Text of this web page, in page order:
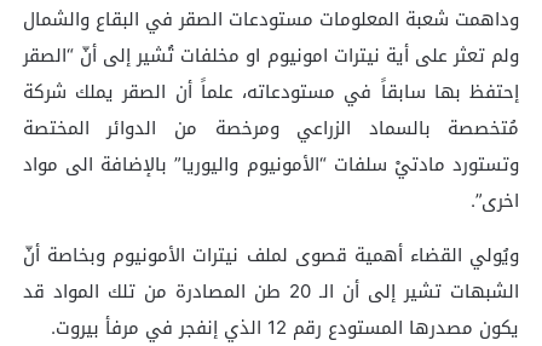
وداهمت شعبة المعلومات مستودعات الصقر في البقاع والشمال
ولم تعثر على أية نيترات امونيوم او مخلفات تُشير إلى أنّ “الصقر
إحتفظ بها سابقاً في مستودعاته، علماً أن الصقر يملك شركة
مُتخصصة بالسماد الزراعي ومرخصة من الدوائر المختصة
وتستورد مادتيْ سلفات “الأمونيوم واليوريا” بالإضافة الى مواد
اخرى”.
ويُولي القضاء أهمية قصوى لملف نيترات الأمونيوم وبخاصة أنّ
الشبهات تشير إلى أن الـ 20 طن المصادرة من تلك المواد قد
يكون مصدرها المستودع رقم 12 الذي إنفجر في مرفأ بيروت.